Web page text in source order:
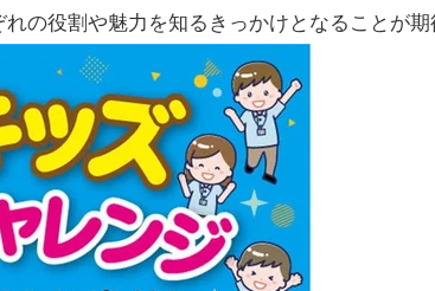
の役割や魅力を知るきっかけとなることが期